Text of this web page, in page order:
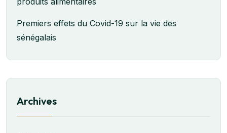
Premiers effets du Covid-19 sur la vie des
sénégalais
Archives